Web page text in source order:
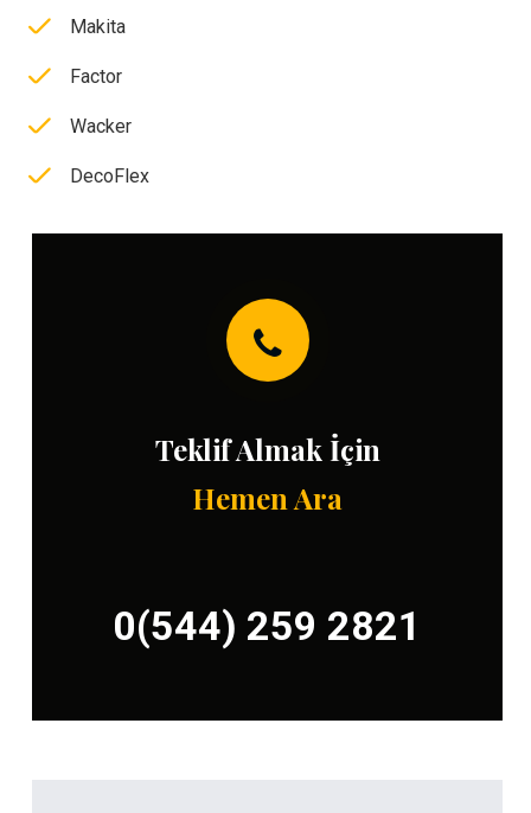
Makita
Factor
Wacker
DecoFlex
Teklif Almak İçin
Hemen Ara
0(544) 259 2821